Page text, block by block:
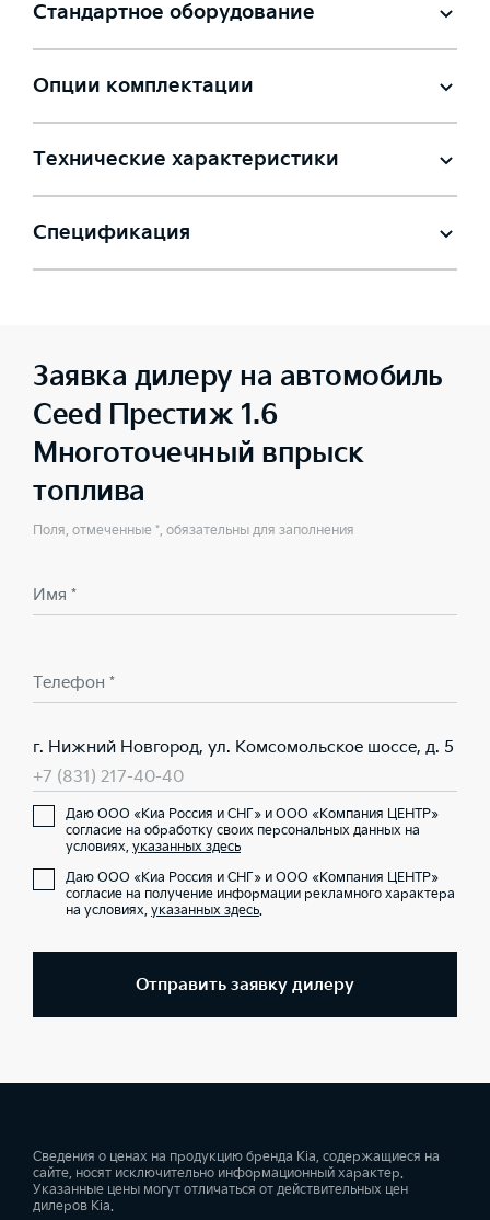
Стандартное оборудование
Опции комплектации
Технические характеристики
Спецификация
Заявка дилеру на автомобиль
Ceed Престиж 1.6
Многоточечный впрыск
топлива
Поля, отмеченные *, обязательны для заполнения
Имя *
Телефон *
г. Нижний Новгород, ул. Комсомольское шоссе, д. 5
+7 (831) 217-40-40
Даю ООО «Киа Россия и СНГ» и ООО «Компания ЦЕНТР»
согласие на обработку своих персональных данных на
условиях, указанных здесь
Даю ООО «Киа Россия и СНГ» и ООО «Компания ЦЕНТР»
согласие на получение информации рекламного характера
на условиях, указанных здесь.
Отправить заявку дилеру
Сведения о ценах на продукцию бренда Kia, содержащиеся на
сайте, носят исключительно информационный характер.
Указанные цены могут отличаться от действительных цен
дилеров Kia.